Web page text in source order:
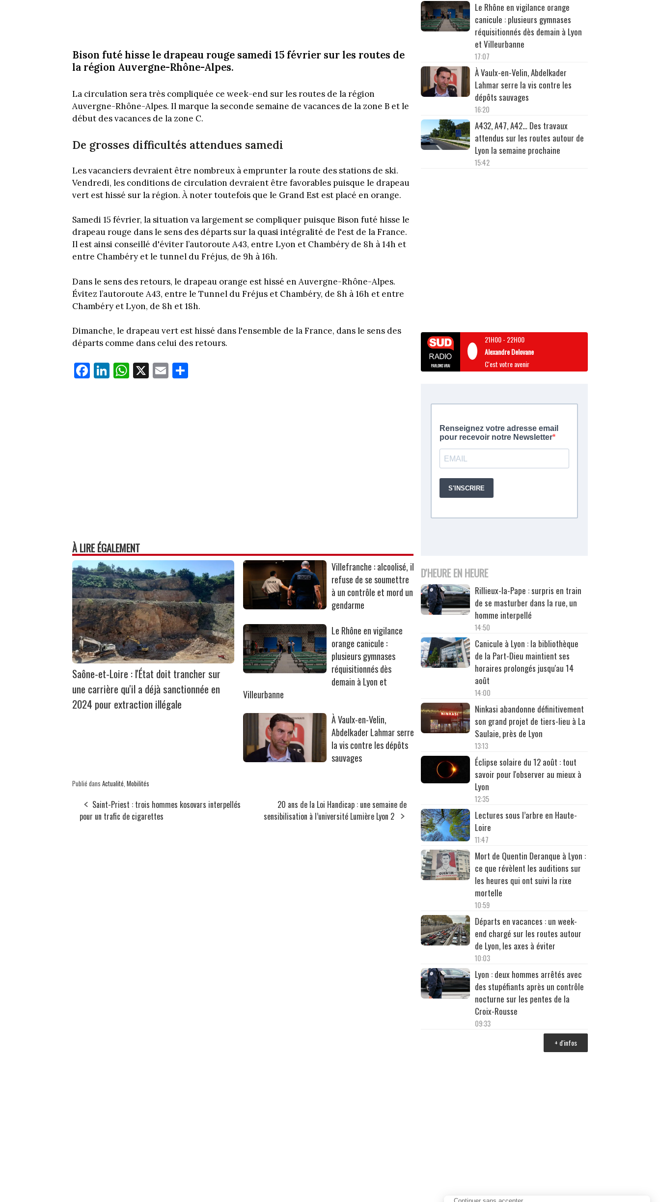
Bison futé hisse le drapeau rouge samedi 15 février sur les routes de
la région Auvergne-Rhône-Alpes.
La circulation sera très compliquée ce week-end sur les routes de la région
Auvergne-Rhône-Alpes. Il marque la seconde semaine de vacances de la zone B et le
début des vacances de la zone C.
De grosses difficultés attendues samedi
Les vacanciers devraient être nombreux à emprunter la route des stations de ski.
Vendredi, les conditions de circulation devraient être favorables puisque le drapeau
vert est hissé sur la région. À noter toutefois que le Grand Est est placé en orange.
Samedi 15 février, la situation va largement se compliquer puisque Bison futé hisse le
drapeau rouge dans le sens des départs sur la quasi intégralité de l'est de la France.
Il est ainsi conseillé d'éviter l’autoroute A43, entre Lyon et Chambéry de 8h à 14h et
entre Chambéry et le tunnel du Fréjus, de 9h à 16h.
Dans le sens des retours, le drapeau orange est hissé en Auvergne-Rhône-Alpes.
Évitez l’autoroute A43, entre le Tunnel du Fréjus et Chambéry, de 8h à 16h et entre
Chambéry et Lyon, de 8h et 18h.
Dimanche, le drapeau vert est hissé dans l'ensemble de la France, dans le sens des
départs comme dans celui des retours.
Fa
ce
Li
nk
W
ha
X E
m
À LIRE ÉGALEMENT
Saône-et-Loire : l'État doit trancher sur
une carrière qu'il a déjà sanctionnée en
2024 pour extraction illégale
Villefranche : alcoolisé, il
refuse de se soumettre
à un contrôle et mord un
gendarme
Le Rhône en vigilance
orange canicule :
plusieurs gymnases
réquisitionnés dès
demain à Lyon et
Villeurbanne
À Vaulx-en-Velin,
Abdelkader Lahmar serre
la vis contre les dépôts
sauvages
Publié dans Actualité Mobilités
Saint-Priest : trois hommes kosovars interpellés
pour un trafic de cigarettes
20 ans de la Loi Handicap : une semaine de
sensibilisation à l’université Lumière Lyon 2
Le Rhône en vigilance orange
canicule : plusieurs gymnases
réquisitionnés dès demain à Lyon
et Villeurbanne
17:07
À Vaulx-en-Velin, Abdelkader
Lahmar serre la vis contre les
dépôts sauvages
16:20
A432, A47, A42… Des travaux
attendus sur les routes autour de
Lyon la semaine prochaine
15:42
21H00- 22H00
Alexandre Delovane
C'est votre avenir
D'HEURE EN HEURE
Rillieux-la-Pape : surpris en train
de se masturber dans la rue, un
homme interpellé
14:50
Canicule à Lyon : la bibliothèque
de la Part-Dieu maintient ses
horaires prolongés jusqu'au 14
août
14:00
Ninkasi abandonne définitivement
son grand projet de tiers-lieu à La
Saulaie, près de Lyon
13:13
Éclipse solaire du 12 août : tout
savoir pour l'observer au mieux à
Lyon
12:35
Lectures sous l’arbre en Haute-
Loire
11:47
Mort de Quentin Deranque à Lyon :
ce que révèlent les auditions sur
les heures qui ont suivi la rixe
mortelle
10:59
Départs en vacances : un week-
end chargé sur les routes autour
de Lyon, les axes à éviter
10:03
Lyon : deux hommes arrêtés avec
des stupéfiants après un contrôle
nocturne sur les pentes de la
Croix-Rousse
09:33
+ d'infos